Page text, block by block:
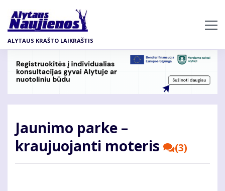
pagrindinį
turinį
ALYTAUS KRAŠTO LAIKRAŠTIS
Jaunimo parke –
kraujuojanti moteris
(3)